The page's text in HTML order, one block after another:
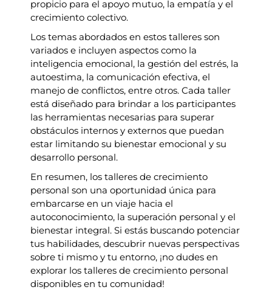
propicio para el apoyo mutuo, la empatía y el
crecimiento colectivo.
Los temas abordados en estos talleres son
variados e incluyen aspectos como la
inteligencia emocional, la gestión del estrés, la
autoestima, la comunicación efectiva, el
manejo de conflictos, entre otros. Cada taller
está diseñado para brindar a los participantes
las herramientas necesarias para superar
obstáculos internos y externos que puedan
estar limitando su bienestar emocional y su
desarrollo personal.
En resumen, los talleres de crecimiento
personal son una oportunidad única para
embarcarse en un viaje hacia el
autoconocimiento, la superación personal y el
bienestar integral. Si estás buscando potenciar
tus habilidades, descubrir nuevas perspectivas
sobre ti mismo y tu entorno, ¡no dudes en
explorar los talleres de crecimiento personal
disponibles en tu comunidad!